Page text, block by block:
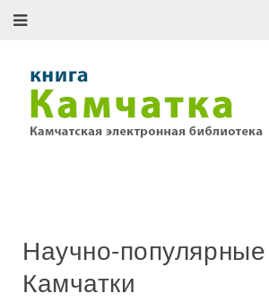
Научно-популярные
Камчатки